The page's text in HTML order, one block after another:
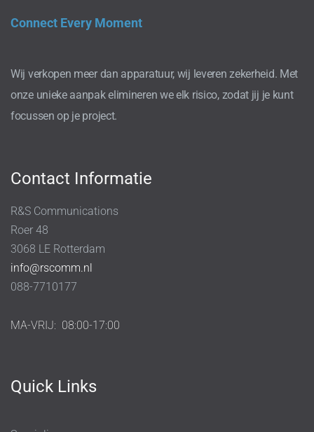
Connect Every Moment
Wij verkopen meer dan apparatuur, wij leveren zekerheid. Met
onze unieke aanpak elimineren we elk risico, zodat jij je kunt
focussen op je project.
Contact Informatie
R&S Communications
Roer 48
3068 LE Rotterdam
info@rscomm.nl
088-7710177
MA-VRIJ: 08:00-17:00
Quick Links